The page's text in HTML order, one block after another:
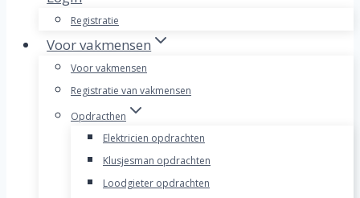
Registratie
Voor vakmensen
Voor vakmensen
Registratie van vakmensen
Opdracthen
Elektricien opdrachten
Klusjesman opdrachten
Loodgieter opdrachten